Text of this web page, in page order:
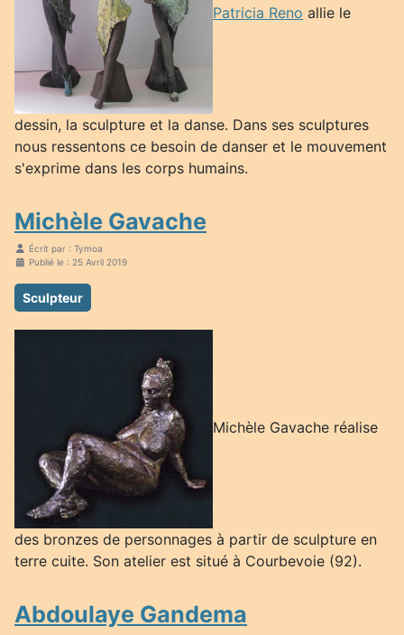
Patricia Reno allie le
dessin, la sculpture et la danse. Dans ses sculptures
nous ressentons ce besoin de danser et le mouvement
s'exprime dans les corps humains.
Michèle Gavache
Écrit par : Tymoa
Publié le : 25 Avril 2019
Sculpteur
Michèle Gavache réalise
des bronzes de personnages à partir de sculpture en
terre cuite. Son atelier est situé à Courbevoie (92).
Abdoulaye Gandema